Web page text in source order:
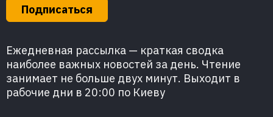
Подписаться
Ежедневная рассылка — краткая сводка
наиболее важных новостей за день. Чтение
занимает не больше двух минут. Выходит в
рабочие дни в 20:00 по Киеву